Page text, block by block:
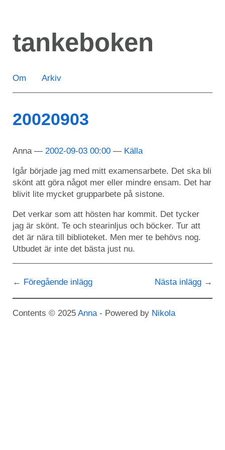
huvudinnehåll
tankeboken
Om Arkiv
20020903
Anna 2002-09-03 00:00 Källa
Igår började jag med mitt examensarbete. Det ska bli
skönt att göra något mer eller mindre ensam. Det har
blivit lite mycket grupparbete på sistone.
Det verkar som att hösten har kommit. Det tycker
jag är skönt. Te och stearinljus och böcker. Tur att
det är nära till biblioteket. Men mer te behövs nog.
Utbudet är inte det bästa just nu.
Föregående inlägg Nästa inlägg
Contents © 2025 Anna - Powered by Nikola